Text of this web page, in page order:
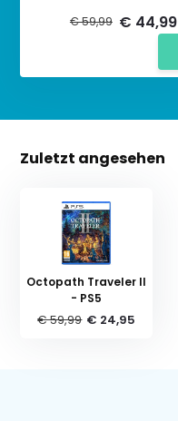
€ 59,99 € 44,99
Zuletzt angesehen
Octopath Traveler II
- PS5
€ 59,99 € 24,95